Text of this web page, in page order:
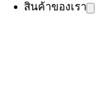
สินค้าของเรา